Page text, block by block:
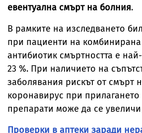
евентуална смърт на болния.
В рамките на изследването
при пациенти на комбинирана
антибиотик смъртността е
23 %. При наличието на
заболявания рискът от смърт
коронавирус при прилагането
препарати може да се увеличи
Проверки в аптеки заради